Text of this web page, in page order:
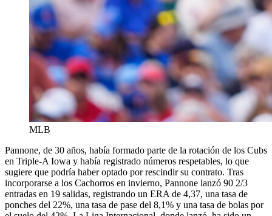
MLB
Pannone, de 30 años, había formado parte de la rotación de los Cubs
en Triple-A Iowa y había registrado números respetables, lo que
sugiere que podría haber optado por rescindir su contrato. Tras
incorporarse a los Cachorros en invierno, Pannone lanzó 90 2/3
entradas en 19 salidas, registrando un ERA de 4,37, una tasa de
ponches del 22%, una tasa de pase del 8,1% y una tasa de bolas por